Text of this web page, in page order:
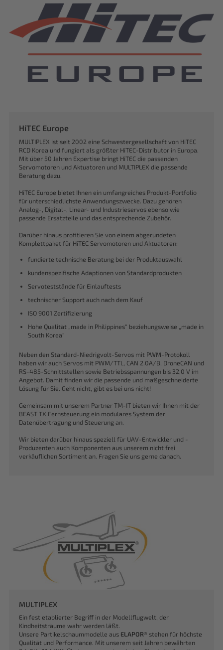
HiTEC Europe
MULTIPLEX ist seit 2002 eine Schwestergesellschaft von HiTEC
RCD Korea und fungiert als größter HiTEC-Distributor in Europa.
Mit über 50 Jahren Expertise bringt HiTEC die passenden
Servomotoren und Aktuatoren und MULTIPLEX die passende
Beratung dazu.
HiTEC Europe bietet Ihnen ein umfangreiches Produkt-Portfolio
für unterschiedlichste Anwendungszwecke. Dazu gehören
Analog-, Digital-, Linear- und Industrieservos ebenso wie
passende Ersatzteile und das entsprechende Zubehör.
Darüber hinaus profitieren Sie von einem abgerundeten
Komplettpaket für HiTEC Servomotoren und Aktuatoren:
fundierte technische Beratung bei der Produktauswahl
kundenspezifische Adaptionen von Standardprodukten
Servoteststände für Einlauftests
technischer Support auch nach dem Kauf
ISO 9001 Zertifizierung
Hohe Qualität „made in Philippines“ beziehungsweise „made in
South Korea“
Neben den Standard-Niedrigvolt-Servos mit PWM-Protokoll
haben wir auch Servos mit PWM/TTL, CAN 2.0A/B, DroneCAN und
RS-485-Schnittstellen sowie Betriebsspannungen bis 32,0 V im
Angebot. Damit finden wir die passende und maßgeschneiderte
Lösung für Sie. Geht nicht, gibt es bei uns nicht!
Gemeinsam mit unserem Partner TM-IT bieten wir Ihnen mit der
BEAST TX Fernsteuerung ein modulares System der
Datenübertragung und Steuerung an.
Wir bieten darüber hinaus speziell für UAV-Entwickler und -
Produzenten auch Komponenten aus unserem nicht frei
verkäuflichen Sortiment an. Fragen Sie uns gerne danach.
MULTIPLEX
Ein fest etablierter Begriff in der Modellflugwelt, der
Kindheitsträume wahr werden läßt.
Unsere Partikelschaummodelle aus ELAPOR® stehen für höchste
Qualität und Performance. Mit unserem seit Jahren bewährten